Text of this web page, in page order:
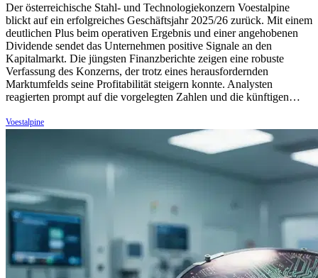
Der österreichische Stahl- und Technologiekonzern Voestalpine
blickt auf ein erfolgreiches Geschäftsjahr 2025/26 zurück. Mit einem
deutlichen Plus beim operativen Ergebnis und einer angehobenen
Dividende sendet das Unternehmen positive Signale an den
Kapitalmarkt. Die jüngsten Finanzberichte zeigen eine robuste
Verfassung des Konzerns, der trotz eines herausfordernden
Marktumfelds seine Profitabilität steigern konnte. Analysten
reagierten prompt auf die vorgelegten Zahlen und die künftigen…
Voestalpine